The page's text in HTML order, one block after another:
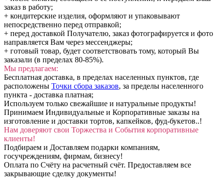
заказ в работу;
+ кондитерские изделия, оформляют и упаковывают
непосредственно перед отправкой;
+ перед доставкой Получателю, заказ фотографируется и фото
направляется Вам через мессенджеры;
+ готовый товар, будет соответствовать тому, который Вы
заказали (в пределах 80-85%).
Мы предлагаем:
Бесплатная доставка, в пределах населенных пунктов, где
расположены Точки сбора заказов, за пределы населенного
пункта - доставка платная;
Используем только свежайшие и натуральные продукты!
Принимаем Индивидуальные и Корпоративные заказы на
изготовление и доставки тортов, капкейков, фуд-букетов..!
Нам доверяют свои Торжества и События корпоративные
клиенты!
Подбираем и Доставляем подарки компаниям,
госучреждениям, фирмам, бизнесу!
Оплата по Счёту на расчетный счёт. Предоставляем все
закрывающие сделку документы!